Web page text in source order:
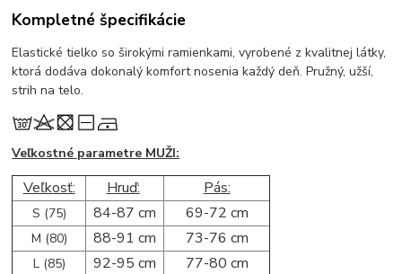
Kompletné špecifikácie
Elastické tielko so širokými ramienkami, vyrobené z kvalitnej látky,
ktorá dodáva dokonalý komfort nosenia každý deň. Pružný, užší,
strih na telo.
Veľkostné parametre MUŽI:
Veľkosť: Hruď: Pás:
S (75) 84-87 cm 69-72 cm
M (80) 88-91 cm 73-76 cm
L (85) 92-95 cm 77-80 cm